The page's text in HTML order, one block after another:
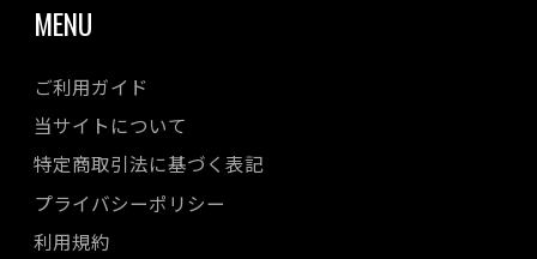
MENU
ご利用ガイド
当サイトについて
特定商取引法に基づく表記
プライバシーポリシー
利用規約